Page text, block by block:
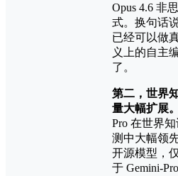
Opus 4.6 非
式。换句话
已经可以做
义上的自主
了。
第二，世界
量大幅扩展。
Pro 在世界
测中大幅领
开源模型，
于 Gemini-